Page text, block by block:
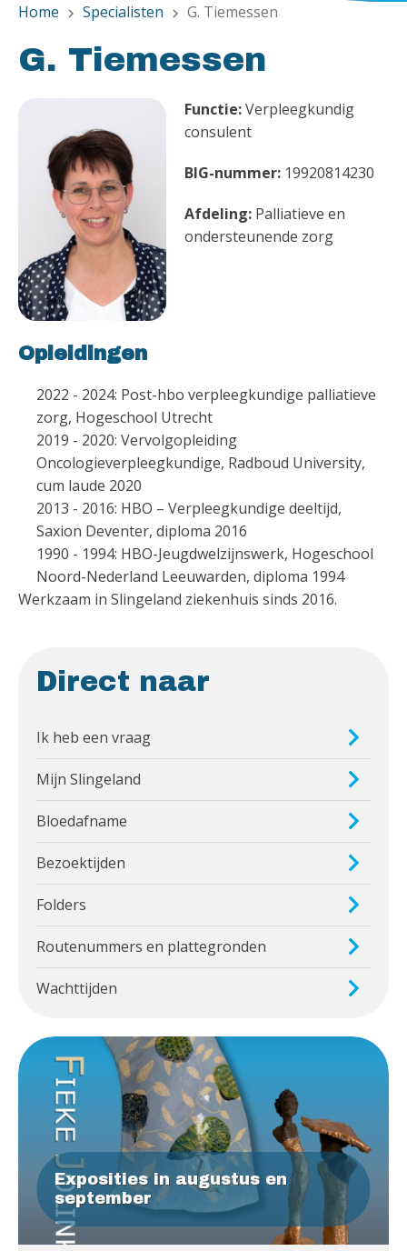
Home chevron_right Specialisten chevron_right G. Tiemessen
G. Tiemessen
Functie:Verpleegkundig
consulent
BIG-nummer: 19920814230
Afdeling: Palliatieve en
ondersteunende zorg
Opleidingen
2022 - 2024: Post-hbo verpleegkundige palliatieve
zorg, Hogeschool Utrecht
2019 - 2020: Vervolgopleiding
Oncologieverpleegkundige, Radboud University,
cum laude 2020
2013 - 2016: HBO – Verpleegkundige deeltijd,
Saxion Deventer, diploma 2016
1990 - 1994: HBO-Jeugdwelzijnswerk, Hogeschool
Noord-Nederland Leeuwarden, diploma 1994
Werkzaam in Slingeland ziekenhuis sinds 2016.
Direct naar
Ik heb een vraag
Mijn Slingeland
Bloedafname
Bezoektijden
Folders
Routenummers en plattegronden
Wachttijden
Exposities in augustus en
september